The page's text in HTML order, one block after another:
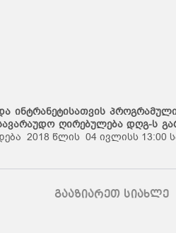
ინტრანეტისათვის
ღირებულება დღგ-ს
2018 წლის 04 ივლისს 13:00
გააზიარეთ სიახლე